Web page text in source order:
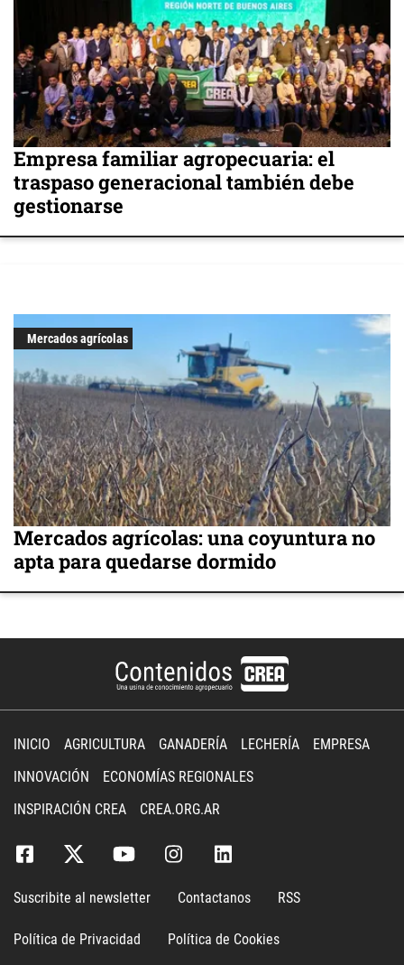
Empresa familiar agropecuaria: el
traspaso generacional también debe
gestionarse
Mercados agrícolas
Mercados agrícolas: una coyuntura no
apta para quedarse dormido
INICIO AGRICULTURA GANADERÍA LECHERÍA
EMPRESA
INNOVACIÓN
ECONOMÍAS REGIONALES
INSPIRACIÓN CREA
CREA.ORG.AR
Suscribite al newsletter Contactanos RSS
Política de Privacidad Política de Cookies